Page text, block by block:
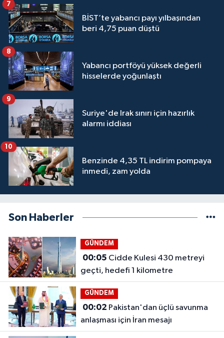
BİST’te yabancı payı yılbaşından
beri 4,75 puan düştü
7
Yabancı portföyü yüksek değerli
hisselerde yoğunlaştı
8
Suriye'de Irak sınırı için hazırlık
alarmı iddiası
9
Benzinde 4,35 TL indirim pompaya
inmedi, zam yolda
10
Son Haberler
GÜNDEM
00:05
geçti, hedefi 1 kilometre
GÜNDEM
00:02
anlaşması için İran mesajı